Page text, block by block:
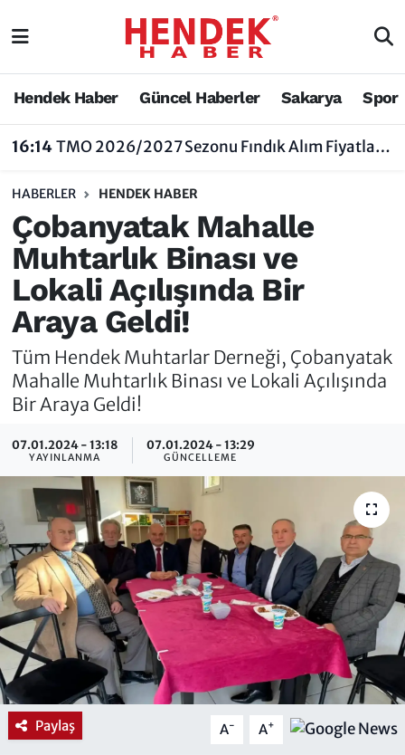
Hendek Haber Güncel Haberler Sakarya Spor
16:14TMO 2026/2027 Sezonu Fındık Alım Fiyatlarını Açıkladı
HABERLER HENDEK HABER
Çobanyatak Mahalle
Muhtarlık Binası ve
Lokali Açılışında Bir
Araya Geldi!
Tüm Hendek Muhtarlar Derneği, Çobanyatak
Mahalle Muhtarlık Binası ve Lokali Açılışında
Bir Araya Geldi!
07.01.2024 - 13:18
YAYINLANMA
07.01.2024 - 13:29
GÜNCELLEME
Paylaş A- A+
Hendek Haber
Nöbetçi Eczaneler
Vefat Edenler
Hendek Haber
Hakkında
Hendek Haber Reklam Servisi
Künye
İletişim
Sakarya Nöbetçi Eczaneler
Sakarya Trafik Yoğunluk Haritası
Tüm Manşetler
Son Dakika Haberleri
Haber Arşivi